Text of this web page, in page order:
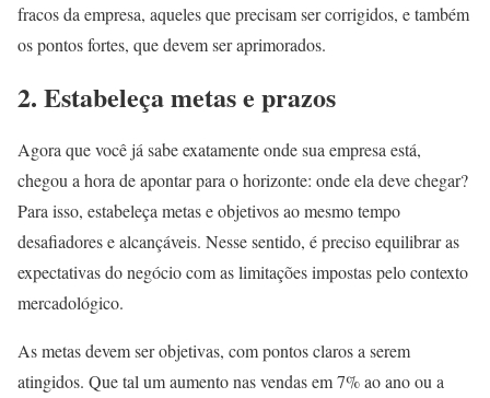
fracos da empresa, aqueles que precisam ser corrigidos, e também
os pontos fortes, que devem ser aprimorados.
2. Estabeleça metas e prazos
Agora que você já sabe exatamente onde sua empresa está,
chegou a hora de apontar para o horizonte: onde ela deve chegar?
Para isso, estabeleça metas e objetivos ao mesmo tempo
desafiadores e alcançáveis. Nesse sentido, é preciso equilibrar as
expectativas do negócio com as limitações impostas pelo contexto
mercadológico.
As metas devem ser objetivas, com pontos claros a serem
atingidos. Que tal um aumento nas vendas em 7% ao ano ou a